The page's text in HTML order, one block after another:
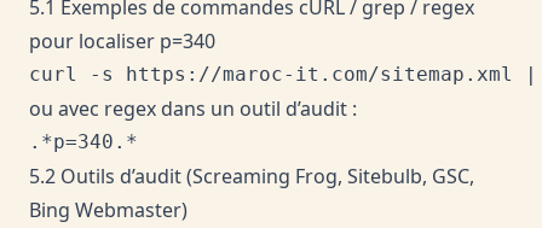
5.1 Exemples de commandes cURL / grep / regex
pour localiser p=340
ou avec regex dans un outil d’audit :
5.2 Outils d’audit (Screaming Frog, Sitebulb, GSC,
Bing Webmaster)